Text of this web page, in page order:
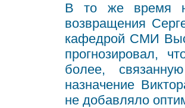
В то же время
возвращения
кафедрой СМИ
прогнозировал,
более,
назначение
не добавляло